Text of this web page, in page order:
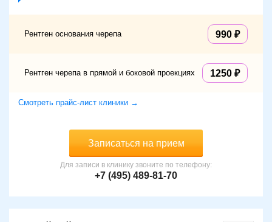
Рентген основания черепа 990
Рентген черепа в прямой и боковой проекциях 1250
Смотреть прайс-лист клиники →
Записаться на прием
Для записи в клинику звоните по телефону:
+7 (495) 489-81-70